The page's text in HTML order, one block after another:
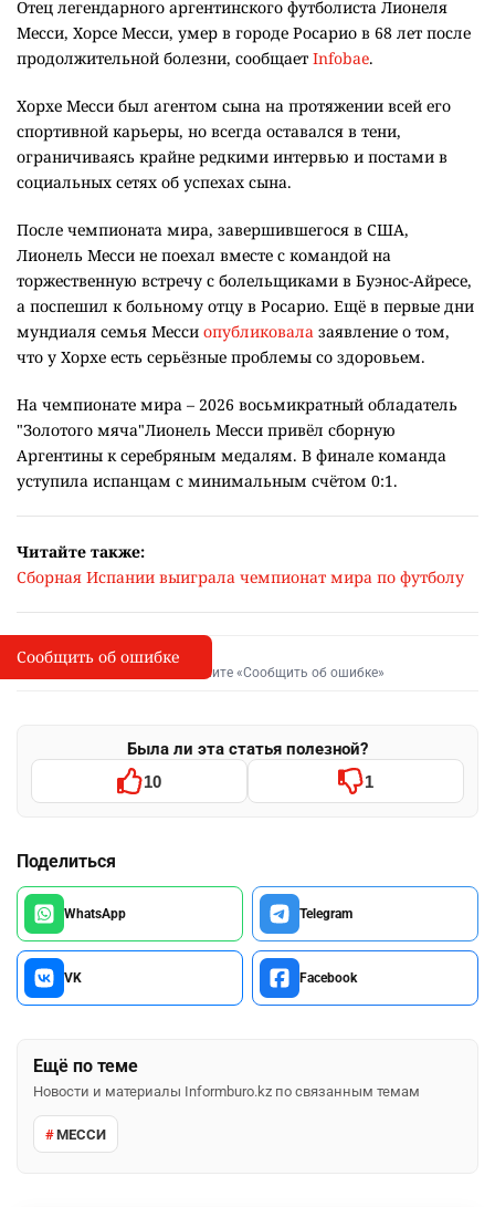
Отец легендарного аргентинского футболиста Лионеля
Месси, Хорсе Месси, умер в городе Росарио в 68 лет после
продолжительной болезни, сообщает Infobae.
Хорхе Месси был агентом сына на протяжении всей его
спортивной карьеры, но всегда оставался в тени,
ограничиваясь крайне редкими интервью и постами в
социальных сетях об успехах сына.
После чемпионата мира, завершившегося в США,
Лионель Месси не поехал вместе с командой на
торжественную встречу с болельщиками в Буэнос-Айресе,
а поспешил к больному отцу в Росарио. Ещё в первые дни
мундиаля семья Месси опубликовала заявление о том,
что у Хорхе есть серьёзные проблемы со здоровьем.
На чемпионате мира – 2026 восьмикратный обладатель
"Золотого мяча"Лионель Месси привёл сборную
Аргентины к серебряным медалям. В финале команда
уступила испанцам с минимальным счётом 0:1.
Читайте также:
Сборная Испании выиграла чемпионат мира по футболу
I
Сообщить об опечатке
Выделите фрагмент и нажмите «Сообщить об ошибке»
Была ли эта статья полезной?
10 1
Поделиться
WhatsApp Telegram
VK Facebook
Ещё по теме
Новости и материалы Informburo.kz по связанным темам
МЕССИ
Сообщить об ошибке